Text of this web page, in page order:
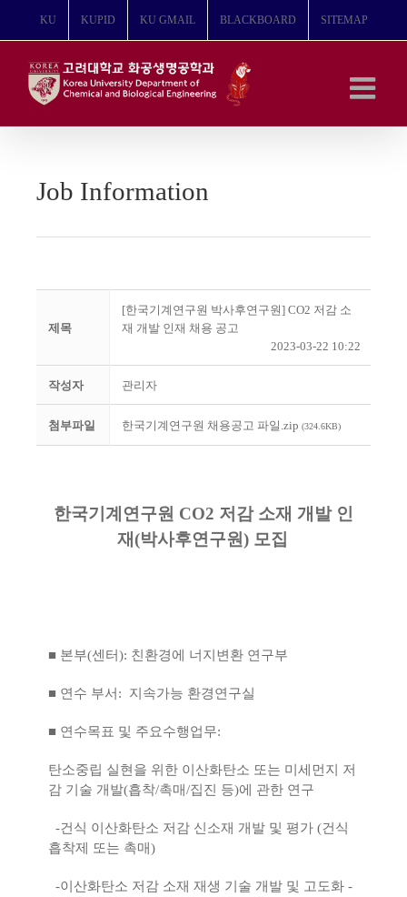
뛰
KU KUPID KU GMAIL BLACKBOARD SITEMAP
Job Information
제목
[한국기계연구원 박사후연구원] CO2 저감 소
재 개발 인재 채용 공고
2023-03-22 10:22
작성자 관리자
첨부파일 한국기계연구원 채용공고 파일.zip (324.6KB)
한국기계연구원 CO2 저감 소재 개발 인
재(박사후연구원) 모집
■ 본부(센터): 친환경에 너지변환 연구부
■ 연수 부서: 지속가능 환경연구실
■ 연수목표 및 주요수행업무:
탄소중립 실현을 위한 이산화탄소 또는 미세먼지 저
감 기술 개발(흡착/촉매/집진 등)에 관한 연구
-건식 이산화탄소 저감 신소재 개발 및 평가 (건식
흡착제 또는 촉매)
-이산화탄소 저감 소재 재생 기술 개발 및 고도화 -